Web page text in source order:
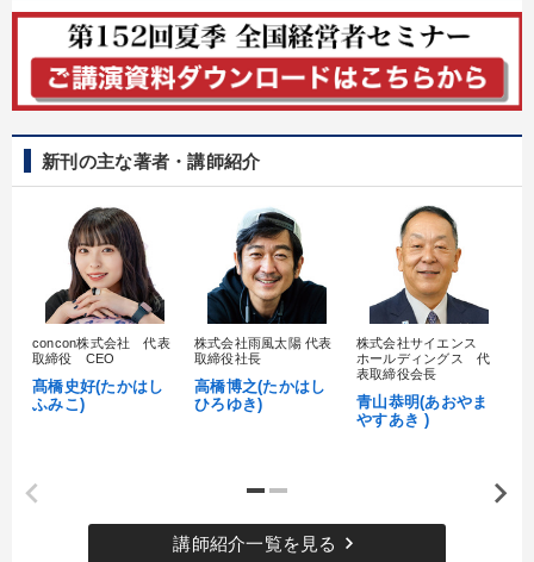
最新刊・戦略参謀ChatGPT実戦法と中小企業のDXと講話ご案内
2026年春季全国経営者セミナー収録講演ＣＤ・講演ＤＶＤ・デジ
タル版（音声／動画ストリーミング・ダウンロード）
経営者のための《音声・動画で学ぶ》講演シリーズ
組織と人を動かすマネジメント力を磨く
2025年春季全国経営者セミナー収録講演ＣＤ・講演ＤＶＤ・デジ
タル版（音声／動画ストリーミング・ダウンロード）
経営戦略・経営実務
全国経営者セミナー収録〈売れ筋・人気ランキング〉＆新刊・好
2026年夏季全国経営者セミナー収録講演ＣＤ・講演ＤＶＤ・デジ
組織・採用・スキル 企業戦略に学ぶ
新刊の主な著者・講師紹介
concon株式会社 代表
取締役 CEO
髙橋史好(たかはし
ふみこ)
株式会社雨風太陽 代表
取締役社長
高橋博之(たかはし
ひろゆき)
株式会社サイエンス
ホールディングス 代
表取締役会長
青山恭明(あおやま
やすあき )
講師紹介一覧を見る keyboard_arrow_right